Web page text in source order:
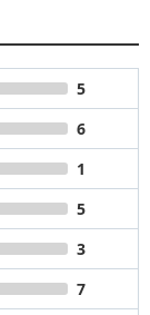
5
6
1
5
3
7